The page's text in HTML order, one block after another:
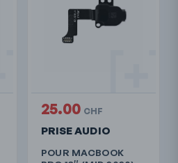
PRISE AUDIO
POUR MACBOOK
25.00 CHF